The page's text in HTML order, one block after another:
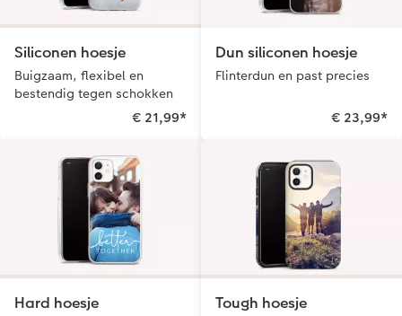
Siliconen hoesje
Buigzaam, flexibel en
bestendig tegen schokken
€ 21,99*
Dun siliconen hoesje
Flinterdun en past precies
€ 23,99*
Hard hoesje Tough hoesje